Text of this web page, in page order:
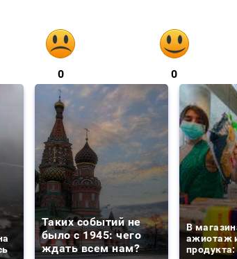
0 0
Таких событий не
было с 1945: чего
ждать всем нам?
В
ажиотаж
продукта: